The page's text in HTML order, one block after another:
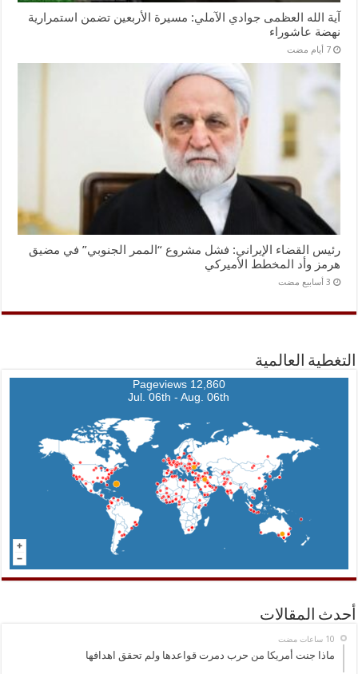
آية الله العظمى جوادي الآملي: مسيرة الأربعين تضمن استمرارية
نهضة عاشوراء
‏7 أيام مضت
رئيس القضاء الإيراني: فشل مشروع “الممر الجنوبي” في مضيق
هرمز وأد المخطط الأميركي
التغطية العالمية
12,860 Pageviews
Jul. 06th - Aug. 06th
أحدث المقالات
ماذا جنت أمريكا من حرب دمرت قواعدها ولم تحقق اهدافها